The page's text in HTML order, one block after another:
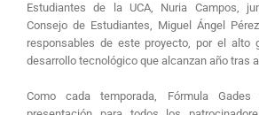
Estudiantes de la UCA, Nuria Campos,
Consejo de Estudiantes, Miguel Ángel
responsables de este proyecto, por el alto
desarrollo tecnológico que alcanzan año tras
Como cada temporada, Fórmula